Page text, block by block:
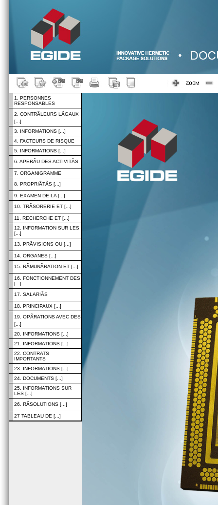
1. PERSONNES
RESPONSABLES
2. CONTRÃLEURS LÃGAUX
[...]
3. INFORMATIONS [...]
4. FACTEURS DE RISQUE
5. INFORMATIONS [...]
6. APERÃU DES ACTIVITÃS
7. ORGANIGRAMME
8. PROPRIÃTÃS [...]
9. EXAMEN DE LA [...]
10. TRÃSORERIE ET [...]
11. RECHERCHE ET [...]
12. INFORMATION SUR LES
[...]
13. PRÃVISIONS OU [...]
14. ORGANES [...]
15. RÃMUNÃRATION ET [...]
16. FONCTIONNEMENT DES
[...]
17. SALARIÃS
18. PRINCIPAUX [...]
19. OPÃRATIONS AVEC DES
[...]
20. INFORMATIONS [...]
21. INFORMATIONS [...]
22. CONTRATS
IMPORTANTS
23. INFORMATIONS [...]
24. DOCUMENTS [...]
25. INFORMATIONS SUR
LES [...]
26. RÃSOLUTIONS [...]
27 TABLEAU DE [...]